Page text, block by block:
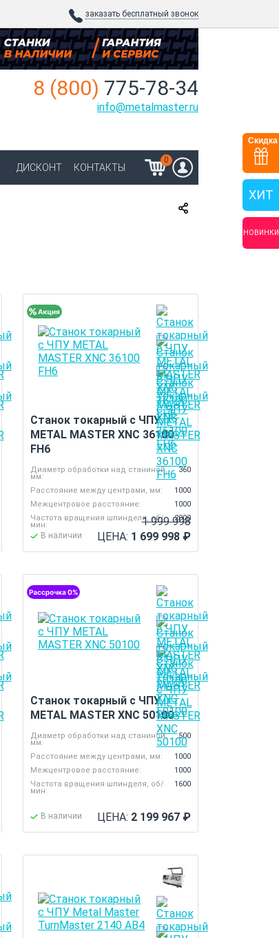
заказать бесплатный звонок
8 (800) 775-78-34
info@metalmaster.ru
ДИСКОНТ КОНТАКТЫ
0
Станок токарный с ЧПУ
METAL MASTER XNC 36100
FH6
Диаметр обработки над станиной,
мм:
360
Расстояние между центрами, мм:
1000
Межцентровое расстояние:
1000
Частота вращения шпинделя, об/
мин:
2000
В наличии ЦЕНА: 1 699 998 ₽
1 999 998
Станок токарный с ЧПУ
METAL MASTER XNC 50100
Диаметр обработки над станиной,
мм:
500
Расстояние между центрами, мм:
1000
Межцентровое расстояние:
1000
Частота вращения шпинделя, об/
мин:
1600
В наличии ЦЕНА: 2 199 967 ₽
Скидка
ХИТ
НОВИНКИ